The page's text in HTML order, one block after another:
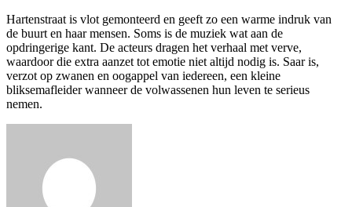
Hartenstraat is vlot gemonteerd en geeft zo een warme indruk van
de buurt en haar mensen. Soms is de muziek wat aan de
opdringerige kant. De acteurs dragen het verhaal met verve,
waardoor die extra aanzet tot emotie niet altijd nodig is. Saar is,
verzot op zwanen en oogappel van iedereen, een kleine
bliksemafleider wanneer de volwassenen hun leven te serieus
nemen.